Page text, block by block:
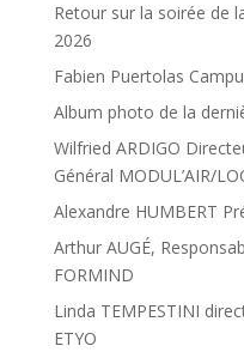
Retour sur la soirée de
2026
Fabien Puertolas
Album photo de la
Wilfried ARDIGO
Général MODUL’AIR/
Alexandre HUMBERT
Arthur AUGÉ,
FORMIND
Linda TEMPESTINI
ETYO